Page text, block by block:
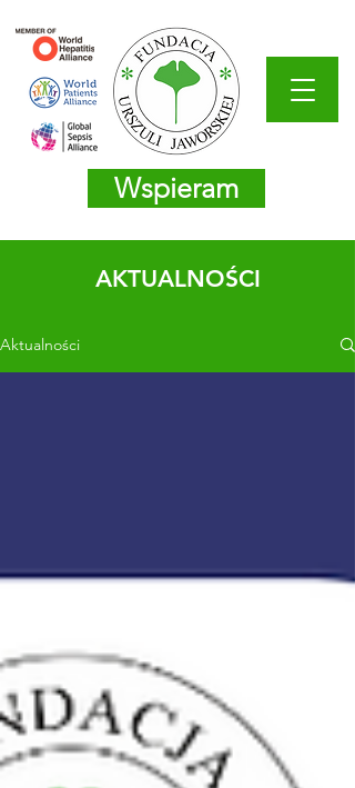
Wspieram
AKTUALNOŚCI
Aktualności